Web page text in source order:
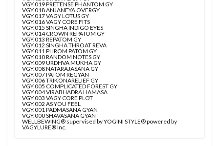
VGY.019 PRETENSE PHANTOM GY
VGY.018 ANJANEYA OVERGY
VGY.017 VAGY LOTUS GY
VGY.016 VAGY CORE FITS
VGY.015 SINGHA INDIGO EYES
VGY.014 CROWN REPATOM GY
VGY.013 REPATOM GY
VGY.012 SINGHA THROAT REVA
VGY.011 PHROM PATOM GY
VGY.010 RANDOM NOTES GY
VGY.009 URDHVA MUKHA GY
VGY.008 NATARAJASANA GY
VGY.007 PATOM REGYAN
VGY.006 TRIKONARELIEF GY
VGY.005 COMPLICATED FOREST GY
VGY.004 VIRABHADRA HAMASA
VGY.003 VAGY CORE PLOT
VGY.002 AS YOU FEEL
VGY.001 PADMASANA GYAN
VGY.000 SHAVASANA GYAN
WELLBEWING® supervised by YOGINI STYLE® powered by
VAGYLURE® Inc.